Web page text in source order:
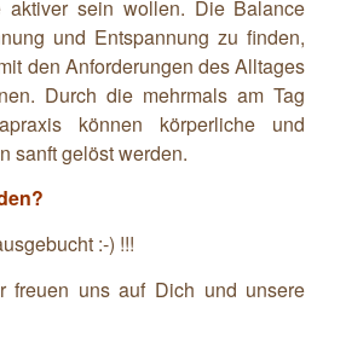
aktiver sein wollen. Die Balance
und Entspannung zu finden,
den Anforderungen des Alltages
Durch die mehrmals am Tag
können körperliche und
sanft gelöst werden.
:-) !!!
freuen uns auf Dich und unsere